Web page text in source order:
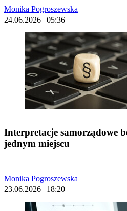
Monika Pogroszewska
24.06.2026 | 05:36
Interpretacje samorządowe
jednym miejscu
Monika Pogroszewska
23.06.2026 | 18:20